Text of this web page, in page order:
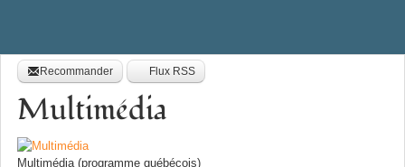
Recommander Flux RSS
Multimédia
Multimédia (programme québécois)